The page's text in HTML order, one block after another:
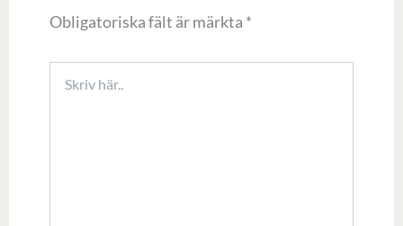
Obligatoriska fält är märkta *
här..